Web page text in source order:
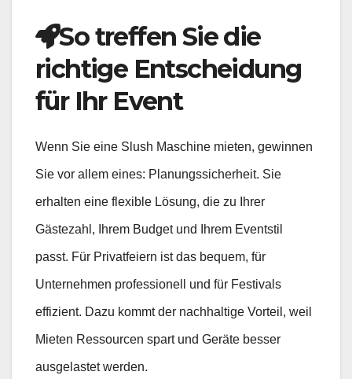
So treffen Sie die
richtige Entscheidung
für Ihr Event
Wenn Sie eine Slush Maschine mieten, gewinnen
Sie vor allem eines: Planungssicherheit. Sie
erhalten eine flexible Lösung, die zu Ihrer
Gästezahl, Ihrem Budget und Ihrem Eventstil
passt. Für Privatfeiern ist das bequem, für
Unternehmen professionell und für Festivals
effizient. Dazu kommt der nachhaltige Vorteil, weil
Mieten Ressourcen spart und Geräte besser
ausgelastet werden.